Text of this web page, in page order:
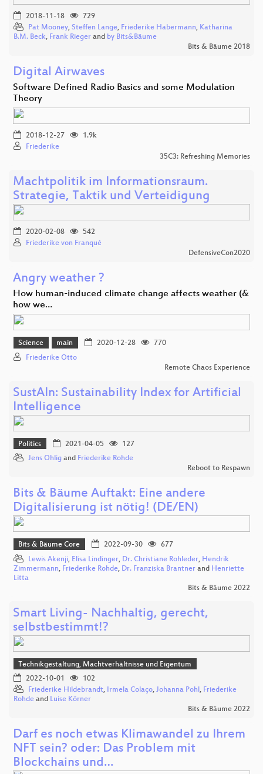
2018-11-18
729
Pat Mooney, Steffen Lange, Friederike Habermann, Katharina
B.M. Beck, Frank Rieger and by Bits&Bäume
Bits & Bäume 2018
Digital Airwaves
Software Defined Radio Basics and some Modulation
Theory
2018-12-27
1.9k
Friederike
35C3: Refreshing Memories
Machtpolitik im Informationsraum.
Strategie, Taktik und Verteidigung
2020-02-08
542
Friederike von Franqué
DefensiveCon2020
Angry weather ?
How human-induced climate change affects weather (&
how we…
Science main 2020-12-28
770
Friederike Otto
Remote Chaos Experience
SustAIn: Sustainability Index for Artificial
Intelligence
Politics 2021-04-05
127
Jens Ohlig and Friederike Rohde
Reboot to Respawn
Bits & Bäume Auftakt: Eine andere
Digitalisierung ist nötig! (DE/EN)
Bits & Bäume Core 2022-09-30
677
Lewis Akenji, Elisa Lindinger, Dr. Christiane Rohleder, Hendrik
Zimmermann, Friederike Rohde, Dr. Franziska Brantner and Henriette
Litta
Bits & Bäume 2022
Smart Living- Nachhaltig, gerecht,
selbstbestimmt!?
Technikgestaltung, Machtverhältnisse und Eigentum
2022-10-01
102
Friederike Hildebrandt, Irmela Colaço, Johanna Pohl, Friederike
Rohde and Luise Körner
Bits & Bäume 2022
Darf es noch etwas Klimawandel zu Ihrem
NFT sein? oder: Das Problem mit
Blockchains und…